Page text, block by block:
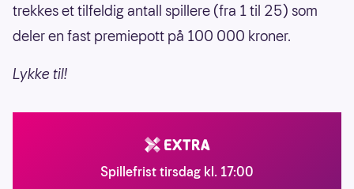
trekkes et tilfeldig antall spillere (fra 1 til 25) som
deler en fast premiepott på 100 000 kroner.
Lykke til!
Spillefrist tirsdag kl. 17:00